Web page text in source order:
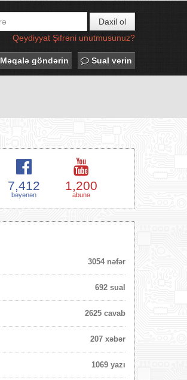
Daxil ol
Qeydiyyat Şifrəni unutmusunuz?
Məqalə göndərin Sual verin
7,412
bəyənən
1,200
abunə
3054 nəfər
692 sual
2625 cavab
207 xəbər
1069 yazı